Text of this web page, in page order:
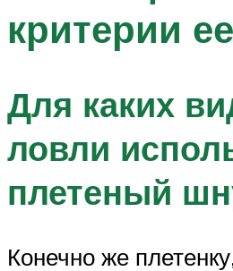
критерии
Для каких
ловли
плетеный
Конечно же